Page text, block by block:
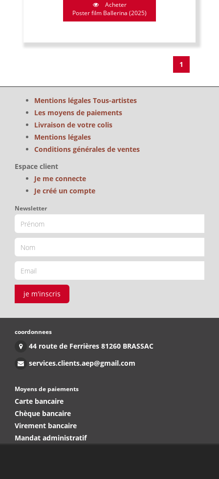
Acheter
Poster film Ballerina (2025)
1
Mentions légales Tous-artistes
Les moyens de paiements
Livraison de votre colis
Mentions légales
Conditions générales de ventes
Espace client
Je me connecte
Je créé un compte
Newsletter
je m'inscris
coordonnees
44 route de Ferrières 81260 BRASSAC
services.clients.aep@gmail.com
Moyens de paiements
Carte bancaire
Chèque bancaire
Virement bancaire
Mandat administratif